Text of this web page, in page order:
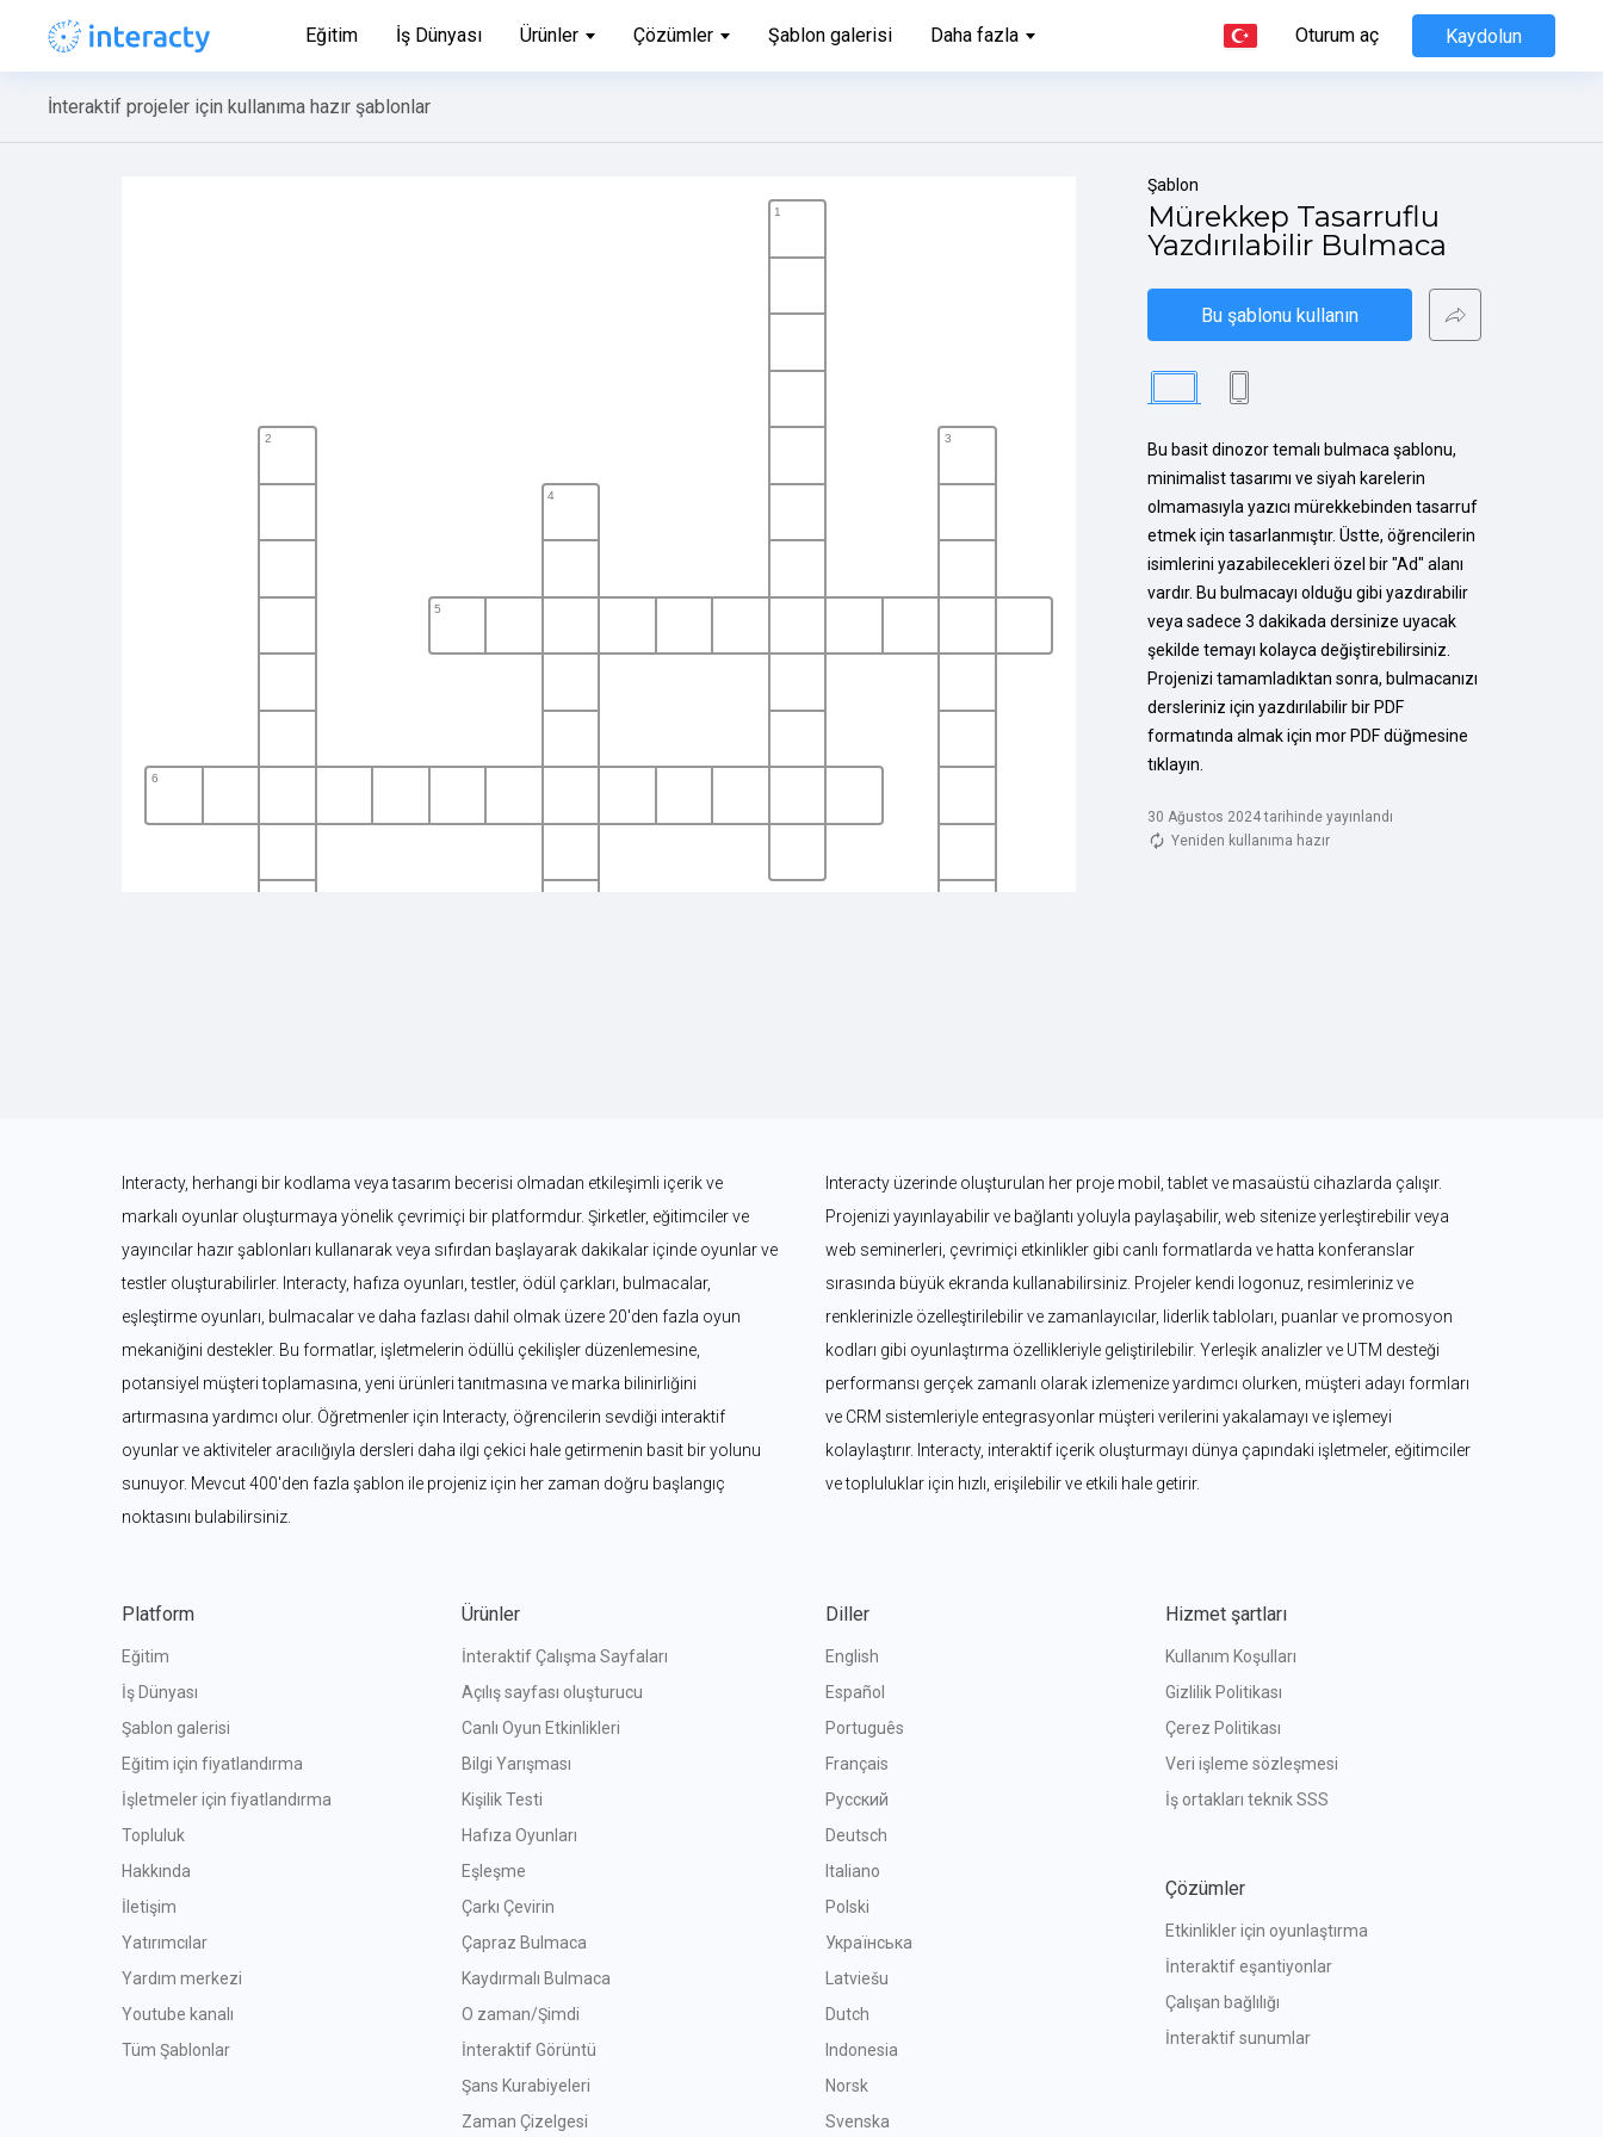
Eğitim İş Dünyası Ürünler Çözümler Şablon galerisi Daha fazla Oturum aç Kaydolun
İnteraktif projeler için kullanıma hazır şablonlar
Şablon
Mürekkep Tasarruflu
Yazdırılabilir Bulmaca
Bu şablonu kullanın
Bu basit dinozor temalı bulmaca şablonu,
minimalist tasarımı ve siyah karelerin
olmamasıyla yazıcı mürekkebinden tasarruf
etmek için tasarlanmıştır. Üstte, öğrencilerin
isimlerini yazabilecekleri özel bir "Ad" alanı
vardır. Bu bulmacayı olduğu gibi yazdırabilir
veya sadece 3 dakikada dersinize uyacak
şekilde temayı kolayca değiştirebilirsiniz.
Projenizi tamamladıktan sonra, bulmacanızı
dersleriniz için yazdırılabilir bir PDF
formatında almak için mor PDF düğmesine
tıklayın.
30 Ağustos 2024 tarihinde yayınlandı
Yeniden kullanıma hazır
Interacty, herhangi bir kodlama veya tasarım becerisi olmadan etkileşimli içerik ve
markalı oyunlar oluşturmaya yönelik çevrimiçi bir platformdur. Şirketler, eğitimciler ve
yayıncılar hazır şablonları kullanarak veya sıfırdan başlayarak dakikalar içinde oyunlar ve
testler oluşturabilirler. Interacty, hafıza oyunları, testler, ödül çarkları, bulmacalar,
eşleştirme oyunları, bulmacalar ve daha fazlası dahil olmak üzere 20'den fazla oyun
mekaniğini destekler. Bu formatlar, işletmelerin ödüllü çekilişler düzenlemesine,
potansiyel müşteri toplamasına, yeni ürünleri tanıtmasına ve marka bilinirliğini
artırmasına yardımcı olur. Öğretmenler için Interacty, öğrencilerin sevdiği interaktif
oyunlar ve aktiviteler aracılığıyla dersleri daha ilgi çekici hale getirmenin basit bir yolunu
sunuyor. Mevcut 400'den fazla şablon ile projeniz için her zaman doğru başlangıç
noktasını bulabilirsiniz.
Interacty üzerinde oluşturulan her proje mobil, tablet ve masaüstü cihazlarda çalışır.
Projenizi yayınlayabilir ve bağlantı yoluyla paylaşabilir, web sitenize yerleştirebilir veya
web seminerleri, çevrimiçi etkinlikler gibi canlı formatlarda ve hatta konferanslar
sırasında büyük ekranda kullanabilirsiniz. Projeler kendi logonuz, resimleriniz ve
renklerinizle özelleştirilebilir ve zamanlayıcılar, liderlik tabloları, puanlar ve promosyon
kodları gibi oyunlaştırma özellikleriyle geliştirilebilir. Yerleşik analizler ve UTM desteği
performansı gerçek zamanlı olarak izlemenize yardımcı olurken, müşteri adayı formları
ve CRM sistemleriyle entegrasyonlar müşteri verilerini yakalamayı ve işlemeyi
kolaylaştırır. Interacty, interaktif içerik oluşturmayı dünya çapındaki işletmeler, eğitimciler
ve topluluklar için hızlı, erişilebilir ve etkili hale getirir.
Platform
Eğitim
İş Dünyası
Şablon galerisi
Eğitim için fiyatlandırma
İşletmeler için fiyatlandırma
Topluluk
Hakkında
İletişim
Yatırımcılar
Yardım merkezi
Youtube kanalı
Tüm Şablonlar
Ürünler
İnteraktif Çalışma Sayfaları
Açılış sayfası oluşturucu
Canlı Oyun Etkinlikleri
Bilgi Yarışması
Kişilik Testi
Hafıza Oyunları
Eşleşme
Çarkı Çevirin
Çapraz Bulmaca
Kaydırmalı Bulmaca
O zaman/Şimdi
İnteraktif Görüntü
Şans Kurabiyeleri
Zaman Çizelgesi
Diller
English
Español
Português
Français
Русский
Deutsch
Italiano
Polski
Українська
Latviešu
Dutch
Indonesia
Norsk
Svenska
Hizmet şartları
Kullanım Koşulları
Gizlilik Politikası
Çerez Politikası
Veri işleme sözleşmesi
İş ortakları teknik SSS
Çözümler
Etkinlikler için oyunlaştırma
İnteraktif eşantiyonlar
Çalışan bağlılığı
İnteraktif sunumlar